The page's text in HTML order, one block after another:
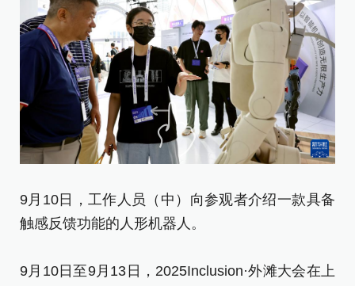
9月10日，工作人员（中）向参观者介绍一款具备
触感反馈功能的人形机器人。
9月10日至9月13日，2025Inclusion·外滩大会在上